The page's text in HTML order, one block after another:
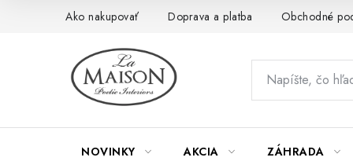
Ako nakupovať Doprava a platba Obchodné
NOVINKY AKCIA ZÁHRADA